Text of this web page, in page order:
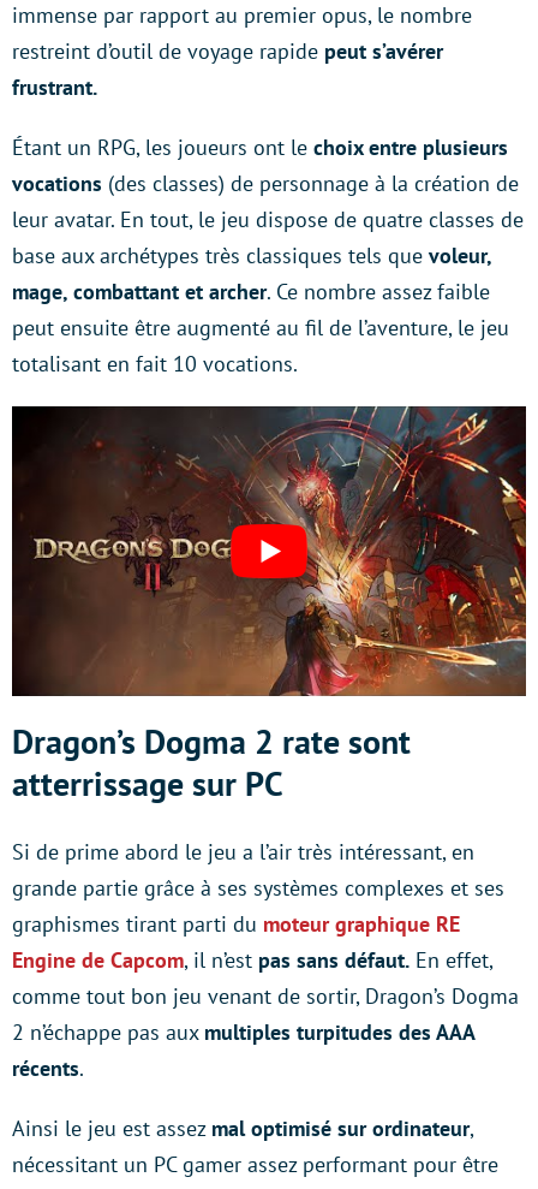
immense par rapport au premier opus, le nombre
restreint d’outil de voyage rapide peut s’avérer
frustrant.
Étant un RPG, les joueurs ont le choix entre plusieurs
vocations (des classes) de personnage à la création de
leur avatar. En tout, le jeu dispose de quatre classes de
base aux archétypes très classiques tels que voleur,
mage, combattant et archer. Ce nombre assez faible
peut ensuite être augmenté au fil de l’aventure, le jeu
totalisant en fait 10 vocations.
Dragon’s Dogma 2 rate sont
atterrissage sur PC
Si de prime abord le jeu a l’air très intéressant, en
grande partie grâce à ses systèmes complexes et ses
graphismes tirant parti du moteur graphique RE
Engine de Capcom, il n’est pas sans défaut. En effet,
comme tout bon jeu venant de sortir, Dragon’s Dogma
2 n’échappe pas aux multiples turpitudes des AAA
récents.
Ainsi le jeu est assez mal optimisé sur ordinateur,
nécessitant un PC gamer assez performant pour être